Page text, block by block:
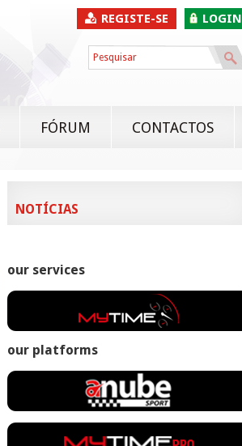
LOGIN
REGISTE-SE
FÓRUM CONTACTOS
NOTÍCIAS
our services
our platforms